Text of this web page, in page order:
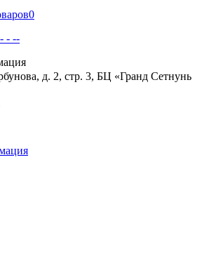
0
- --
д. 2, стр. 3, БЦ «Гранд Сетнунь